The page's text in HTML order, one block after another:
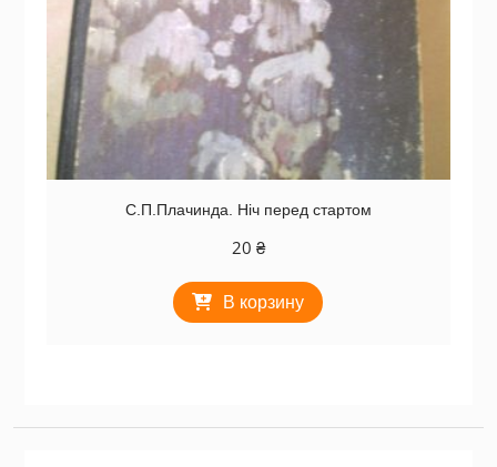
С.П.Плачинда. Ніч перед стартом
20 ₴
В корзину